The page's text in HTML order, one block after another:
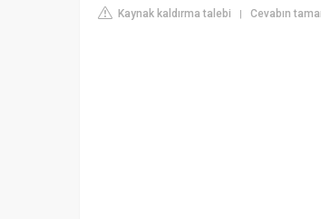
Kaynak kaldırma talebi | Cevabın